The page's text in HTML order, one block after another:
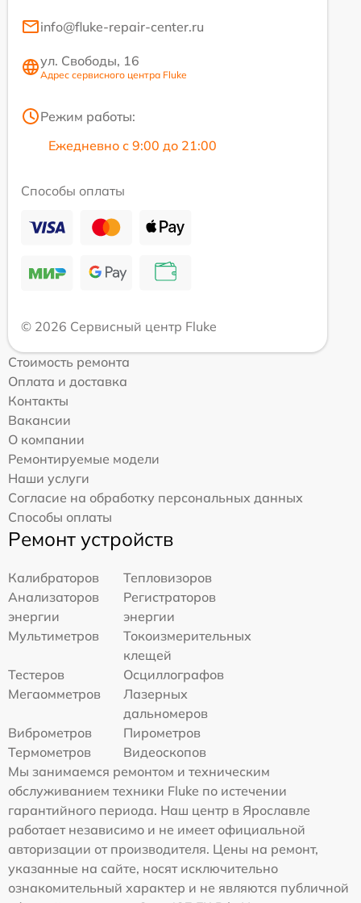
info@fluke-repair-center.ru
ул. Свободы, 16
Адрес сервисного центра Fluke
Режим работы:
Ежедневно с 9:00 до 21:00
Способы оплаты
© 2026 Сервисный центр Fluke
Стоимость ремонта
Оплата и доставка
Контакты
Вакансии
О компании
Ремонтируемые модели
Наши услуги
Согласие на обработку персональных данных
Способы оплаты
Ремонт устройств
Калибраторов
Тепловизоров
Анализаторов
энергии
Регистраторов
энергии
Мультиметров
Токоизмерительных
клещей
Тестеров
Осциллографов
Мегаомметров
Лазерных
дальномеров
Виброметров
Пирометров
Термометров
Видеоскопов
Мы занимаемся ремонтом и техническим
обслуживанием техники Fluke по истечении
гарантийного периода. Наш центр в Ярославле
работает независимо и не имеет официальной
авторизации от производителя. Цены на ремонт,
указанные на сайте, носят исключительно
ознакомительный характер и не являются публичной